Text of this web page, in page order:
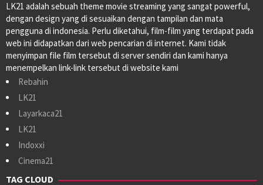
LK21 adalah sebuah theme movie streaming yang sangat powerful,
dengan design yang di sesuaikan dengan tampilan dan mata
pengguna di indonesia. Perlu diketahui, film-film yang terdapat pada
web ini didapatkan dari web pencarian di internet. Kami tidak
menyimpan file film tersebut di server sendiri dan kami hanya
menempelkan link-link tersebut di website kami
Rebahin
LK21
Layarkaca21
LK21
Indoxxi
Cinema21
TAG CLOUD